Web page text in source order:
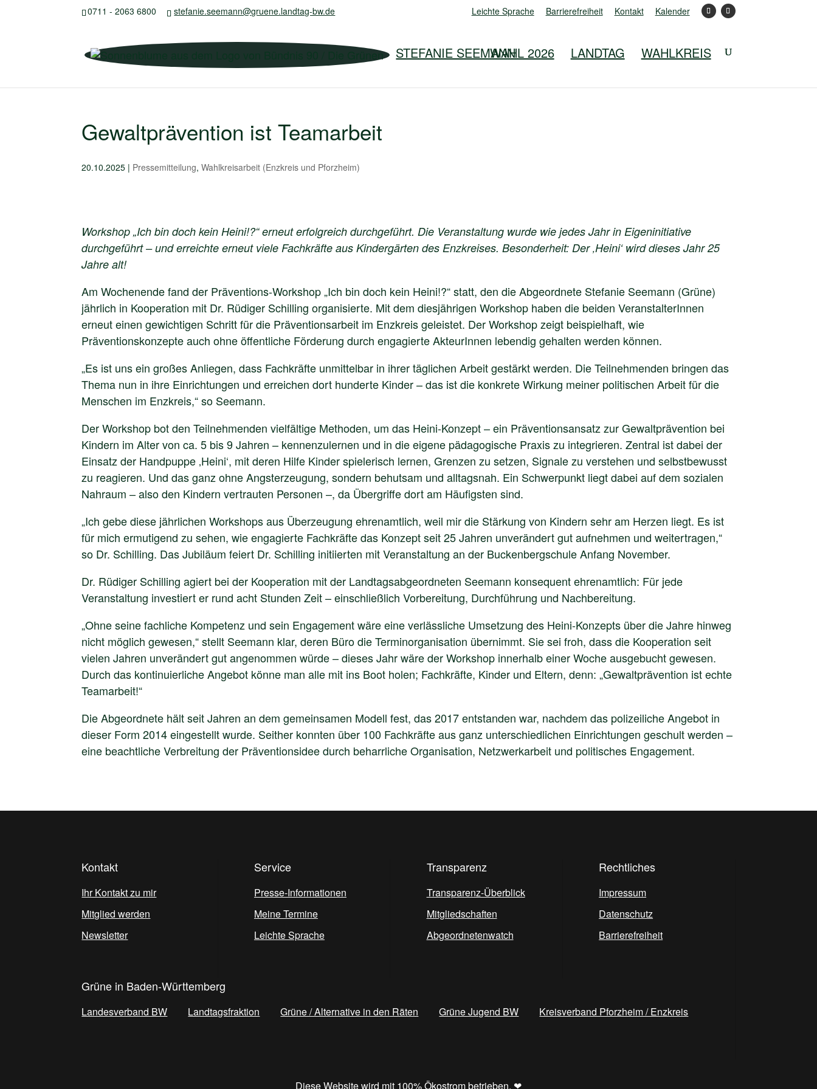
0711 - 2063 6800 stefanie.seemann@gruene.landtag-bw.de Leichte Sprache Barrierefreiheit Kontakt Kalender
STEFANIE SEEMANNWAHL 2026 LANDTAG WAHLKREIS
Gewaltprävention ist Teamarbeit
20.10.2025 | Pressemitteilung,Wahlkreisarbeit (Enzkreis und Pforzheim)
Workshop „Ich bin doch kein Heini!?“ erneut erfolgreich durchgeführt. Die Veranstaltung wurde wie jedes Jahr in Eigeninitiative
durchgeführt – und erreichte erneut viele Fachkräfte aus Kindergärten des Enzkreises. Besonderheit: Der ‚Heini‘ wird dieses Jahr 25
Jahre alt!
Am Wochenende fand der Präventions-Workshop „Ich bin doch kein Heini!?“ statt, den die Abgeordnete Stefanie Seemann (Grüne)
jährlich in Kooperation mit Dr. Rüdiger Schilling organisierte. Mit dem diesjährigen Workshop haben die beiden VeranstalterInnen
erneut einen gewichtigen Schritt für die Präventionsarbeit im Enzkreis geleistet. Der Workshop zeigt beispielhaft, wie
Präventionskonzepte auch ohne öffentliche Förderung durch engagierte AkteurInnen lebendig gehalten werden können.
„Es ist uns ein großes Anliegen, dass Fachkräfte unmittelbar in ihrer täglichen Arbeit gestärkt werden. Die Teilnehmenden bringen das
Thema nun in ihre Einrichtungen und erreichen dort hunderte Kinder – das ist die konkrete Wirkung meiner politischen Arbeit für die
Menschen im Enzkreis,“ so Seemann.
Der Workshop bot den Teilnehmenden vielfältige Methoden, um das Heini-Konzept – ein Präventionsansatz zur Gewaltprävention bei
Kindern im Alter von ca. 5 bis 9 Jahren – kennenzulernen und in die eigene pädagogische Praxis zu integrieren. Zentral ist dabei der
Einsatz der Handpuppe ‚Heini‘, mit deren Hilfe Kinder spielerisch lernen, Grenzen zu setzen, Signale zu verstehen und selbstbewusst
zu reagieren. Und das ganz ohne Angsterzeugung, sondern behutsam und alltagsnah. Ein Schwerpunkt liegt dabei auf dem sozialen
Nahraum – also den Kindern vertrauten Personen –, da Übergriffe dort am Häufigsten sind.
„Ich gebe diese jährlichen Workshops aus Überzeugung ehrenamtlich, weil mir die Stärkung von Kindern sehr am Herzen liegt. Es ist
für mich ermutigend zu sehen, wie engagierte Fachkräfte das Konzept seit 25 Jahren unverändert gut aufnehmen und weitertragen,“
so Dr. Schilling. Das Jubiläum feiert Dr. Schilling initiierten mit Veranstaltung an der Buckenbergschule Anfang November.
Dr. Rüdiger Schilling agiert bei der Kooperation mit der Landtagsabgeordneten Seemann konsequent ehrenamtlich: Für jede
Veranstaltung investiert er rund acht Stunden Zeit – einschließlich Vorbereitung, Durchführung und Nachbereitung.
„Ohne seine fachliche Kompetenz und sein Engagement wäre eine verlässliche Umsetzung des Heini-Konzepts über die Jahre hinweg
nicht möglich gewesen,“ stellt Seemann klar, deren Büro die Terminorganisation übernimmt. Sie sei froh, dass die Kooperation seit
vielen Jahren unverändert gut angenommen würde – dieses Jahr wäre der Workshop innerhalb einer Woche ausgebucht gewesen.
Durch das kontinuierliche Angebot könne man alle mit ins Boot holen; Fachkräfte, Kinder und Eltern, denn: „Gewaltprävention ist echte
Teamarbeit!“
Die Abgeordnete hält seit Jahren an dem gemeinsamen Modell fest, das 2017 entstanden war, nachdem das polizeiliche Angebot in
dieser Form 2014 eingestellt wurde. Seither konnten über 100 Fachkräfte aus ganz unterschiedlichen Einrichtungen geschult werden –
eine beachtliche Verbreitung der Präventionsidee durch beharrliche Organisation, Netzwerkarbeit und politisches Engagement.
Kontakt
Ihr Kontakt zu mir
Mitglied werden
Newsletter
Service
Presse-Informationen
Meine Termine
Leichte Sprache
Transparenz
Transparenz-Überblick
Mitgliedschaften
Abgeordnetenwatch
Rechtliches
Impressum
Datenschutz
Barrierefreiheit
Grüne in Baden-Württemberg
Landesverband BW Landtagsfraktion Grüne / Alternative in den Räten Grüne Jugend BW Kreisverband Pforzheim / Enzkreis
Diese Website wird mit 100% Ökostrombetrieben. ❤